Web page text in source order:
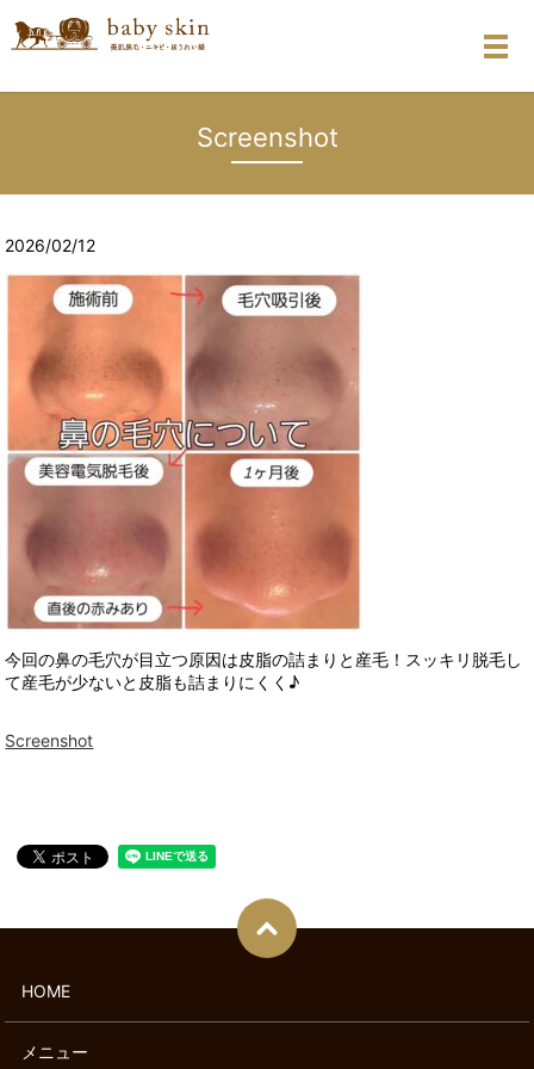
メ
Screenshot
2026/02/12
今回の鼻の毛穴が目立つ原因は皮脂の詰まりと産毛！スッキリ脱毛し
て産毛が少ないと皮脂も詰まりにくく♪
Screenshot
HOME
メニュー